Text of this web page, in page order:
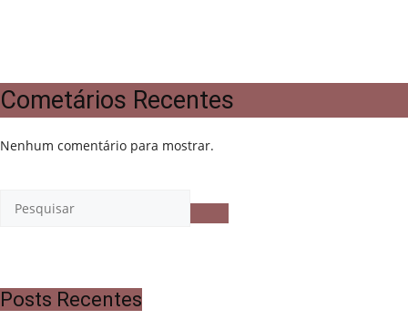
Cometários Recentes
Nenhum comentário para mostrar.
Posts Recentes